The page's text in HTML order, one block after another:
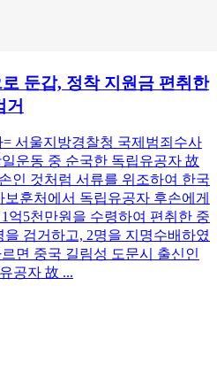
둔갑, 정착 지원금 편취한
거
서울지방경찰청 국제범죄수사
운동 중 순국한 독립유공자 故
인 것처럼 서류를 위조하여 한국
훈처에서 독립유공자 후손에게
억5천만원을 수령하여 편취한 중
을 검거하고, 2명을 지명수배하였
면 중국 길림성 도문시 출신인
공자 故 ...